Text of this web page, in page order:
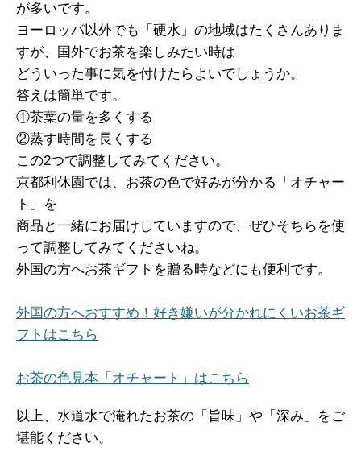
が多いです。
ヨーロッパ以外でも「硬水」の地域はたくさんありま
すが、国外でお茶を楽しみたい時は
どういった事に気を付けたらよいでしょうか。
答えは簡単です。
①茶葉の量を多くする
②蒸す時間を長くする
この2つで調整してみてください。
京都利休園では、お茶の色で好みが分かる「オチャー
ト」を
商品と一緒にお届けしていますので、ぜひそちらを使
って調整してみてくださいね。
外国の方へお茶ギフトを贈る時などにも便利です。
外国の方へおすすめ！好き嫌いが分かれにくいお茶ギ
フトはこちら
お茶の色見本「オチャート」はこちら
以上、水道水で淹れたお茶の「旨味」や「深み」をご
堪能ください。